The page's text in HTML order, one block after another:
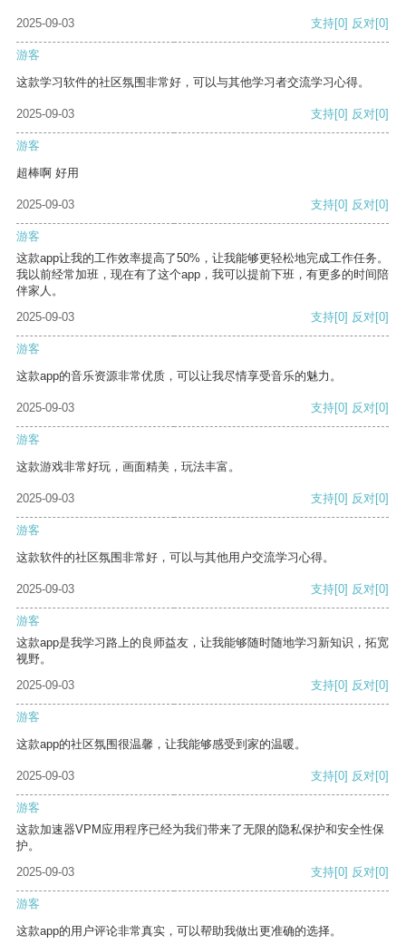
2025-09-03 支持[0] 反对[0]
游客
这款学习软件的社区氛围非常好，可以与其他学习者交流学习心得。
2025-09-03 支持[0] 反对[0]
游客
超棒啊 好用
2025-09-03 支持[0] 反对[0]
游客
这款app让我的工作效率提高了50%，让我能够更轻松地完成工作任务。
我以前经常加班，现在有了这个app，我可以提前下班，有更多的时间陪
伴家人。
2025-09-03
支持[0] 反对[0]
游客
这款app的音乐资源非常优质，可以让我尽情享受音乐的魅力。
2025-09-03 支持[0] 反对[0]
游客
这款游戏非常好玩，画面精美，玩法丰富。
2025-09-03 支持[0] 反对[0]
游客
这款软件的社区氛围非常好，可以与其他用户交流学习心得。
2025-09-03 支持[0] 反对[0]
游客
这款app是我学习路上的良师益友，让我能够随时随地学习新知识，拓宽
视野。
2025-09-03
支持[0] 反对[0]
游客
这款app的社区氛围很温馨，让我能够感受到家的温暖。
2025-09-03 支持[0] 反对[0]
游客
这款加速器VPM应用程序已经为我们带来了无限的隐私保护和安全性保
护。
2025-09-03
支持[0] 反对[0]
游客
这款app的用户评论非常真实，可以帮助我做出更准确的选择。